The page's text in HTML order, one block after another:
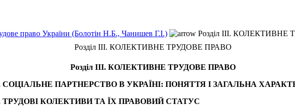
право України (Болотін Н.Б., Чанишев Г.І.)
Розділ III. КОЛЕКТИВНЕ
Розділ III. КОЛЕКТИВНЕ ТРУДОВЕ ПРАВО
Розділ III. КОЛЕКТИВНЕ ТРУДОВЕ ПРАВО
СОЦІАЛЬНЕ ПАРТНЕРСТВО В УКРАЇНІ: ПОНЯТТЯ І ЗАГАЛЬНА
ТРУДОВІ КОЛЕКТИВИ ТА ЇХ ПРАВОВИЙ СТАТУС